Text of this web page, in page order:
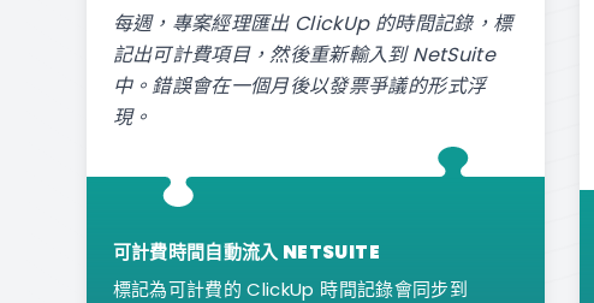
每週，專案經理匯出 ClickUp 的時間記錄，標
記出可計費項目，然後重新輸入到 NetSuite
中。錯誤會在一個月後以發票爭議的形式浮
現。
可計費時間自動流入 NETSUITE
標記為可計費的 ClickUp 時間記錄會同步到